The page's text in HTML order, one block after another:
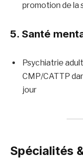
promotion de la
5. Santé
Psychiatrie
CMP/CATTP
jour
Spécialités